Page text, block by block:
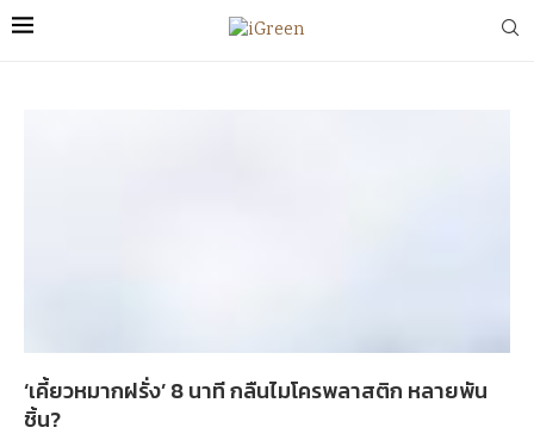
‘เคี้ยวหมากฝรั่ง’ 8 นาที กลืนไมโครพลาสติก หลายพัน
ชิ้น?